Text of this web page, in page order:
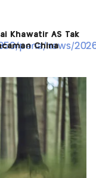
Khawatir AS Tak
China